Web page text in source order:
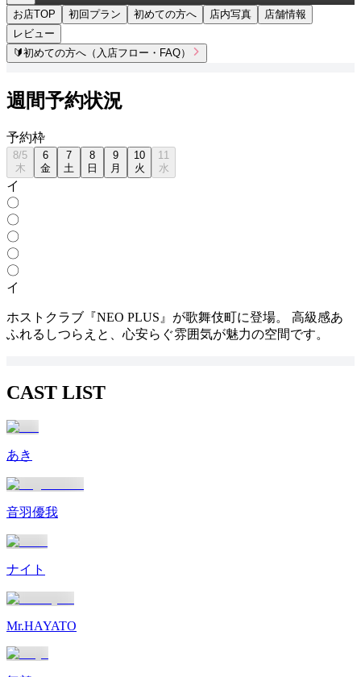
お店TOP 初回プラン 初めての方へ 店内写真
店舗情報
レビュー
🔰初めての方へ（入店フロー・FAQ）
週間予約状況
予約枠
8/5
木
6
金
7
土
8
日
9
月
10
火
11
水
イ
〇
〇
〇
〇
〇
イ
ホストクラブ『NEO PLUS』が歌舞伎町に登場。 高級感あ
ふれるしつらえと、心安らぐ雰囲気が魅力の空間です。
CAST LIST
あき
音羽優我
ナイト
Mr.HAYATO